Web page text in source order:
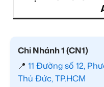
Chi Nhánh 1 (CN1)
📍 11 Đường số 12,
Thủ Đức, TP.HCM